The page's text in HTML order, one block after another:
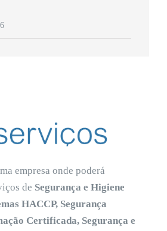
empresa onde poderá
de Segurança e Higiene
HACCP, Segurança
Certificada, Segurança e